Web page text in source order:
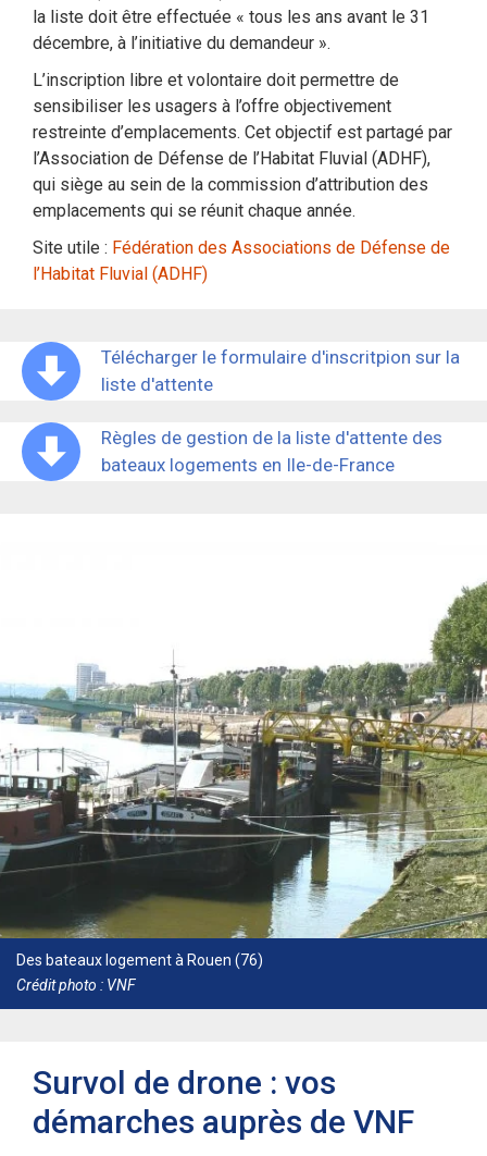
la liste doit être effectuée « tous les ans avant le 31
décembre, à l’initiative du demandeur ».
L’inscription libre et volontaire doit permettre de
sensibiliser les usagers à l’offre objectivement
restreinte d’emplacements. Cet objectif est partagé par
l’Association de Défense de l’Habitat Fluvial (ADHF),
qui siège au sein de la commission d’attribution des
emplacements qui se réunit chaque année.
Site utile : Fédération des Associations de Défense de
l’Habitat Fluvial (ADHF)
Télécharger le formulaire d'inscritpion sur la
liste d'attente
Règles de gestion de la liste d'attente des
bateaux logements en Ile-de-France
Des bateaux logement à Rouen (76)
Crédit photo : VNF
Survol de drone : vos
démarches auprès de VNF